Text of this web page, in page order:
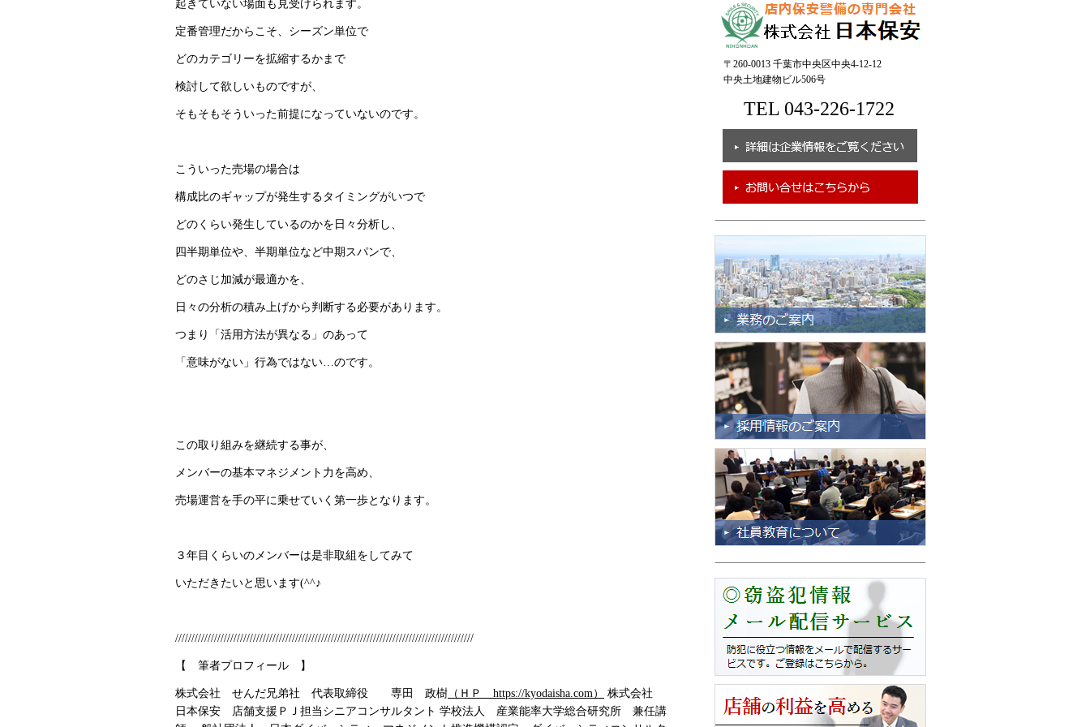
起きていない場面も見受けられます。
定番管理だからこそ、シーズン単位で
どのカテゴリーを拡縮するかまで
検討して欲しいものですが、
そもそもそういった前提になっていないのです。
こういった売場の場合は
構成比のギャップが発生するタイミングがいつで
どのくらい発生しているのかを日々分析し、
四半期単位や、半期単位など中期スパンで、
どのさじ加減が最適かを、
日々の分析の積み上げから判断する必要があります。
つまり「活用方法が異なる」のあって
「意味がない」行為ではない…のです。
この取り組みを継続する事が、
メンバーの基本マネジメント力を高め、
売場運営を手の平に乗せていく第一歩となります。
３年目くらいのメンバーは是非取組をしてみて
いただきたいと思います(^^♪
////////////////////////////////////////////////////////////////////////////////////////////
【 筆者プロフィール 】
株式会社 せんだ兄弟社 代表取締役 専田 政樹 （ＨＰ https://kyodaisha.com）
株式会社
日本保安 店舗支援ＰＪ担当シニアコンサルタント 学校法人 産業能率大学総合研究所 兼任講
〒260-0013 千葉市中央区中央4-12-12
中央土地建物ビル506号
TEL 043-226-1722